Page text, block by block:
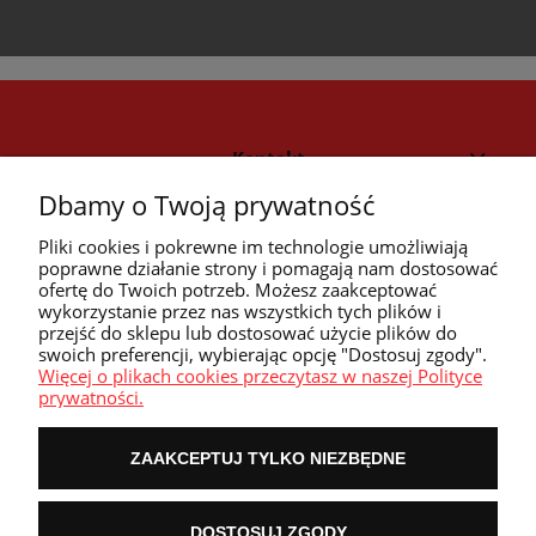
Strefa klienta
Przyczółek
Przydatne linki
Kontakt
POKAŻ PEŁNĄ WERSJĘ STRONY
Dbamy o Twoją prywatność
Pliki cookies i pokrewne im technologie umożliwiają
poprawne działanie strony i pomagają nam dostosować
ofertę do Twoich potrzeb. Możesz zaakceptować
wykorzystanie przez nas wszystkich tych plików i
przejść do sklepu lub dostosować użycie plików do
swoich preferencji, wybierając opcję "Dostosuj zgody".
Więcej o plikach cookies przeczytasz w naszej Polityce
prywatności.
ZAAKCEPTUJ TYLKO NIEZBĘDNE